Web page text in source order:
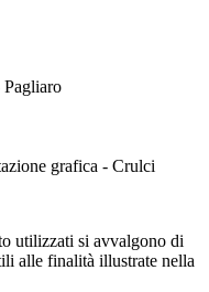
grafica - Crulci
utilizzati si avvalgono di
alle finalità illustrate nella